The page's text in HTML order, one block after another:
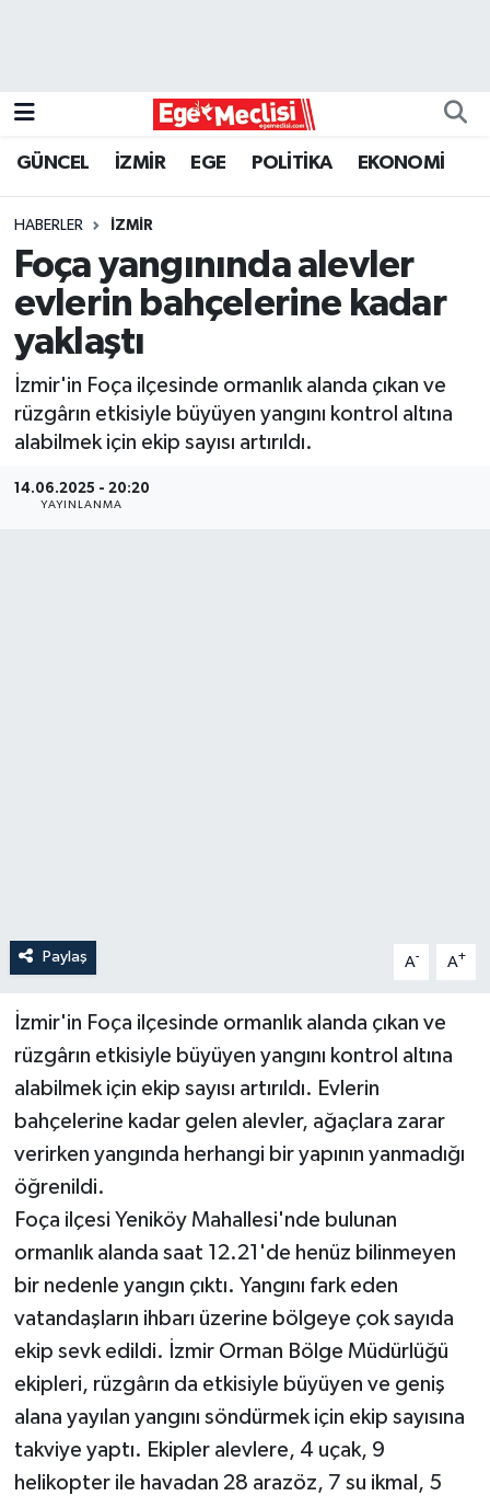
GÜNCEL İZMİR EGE POLİTİKA EKONOMİ
HABERLER İZMİR
Foça yangınında alevler
evlerin bahçelerine kadar
yaklaştı
İzmir'in Foça ilçesinde ormanlık alanda çıkan ve
rüzgârın etkisiyle büyüyen yangını kontrol altına
alabilmek için ekip sayısı artırıldı.
14.06.2025 - 20:20
YAYINLANMA
Paylaş A- A+
İzmir'in Foça ilçesinde ormanlık alanda çıkan ve
rüzgârın etkisiyle büyüyen yangını kontrol altına
alabilmek için ekip sayısı artırıldı. Evlerin
bahçelerine kadar gelen alevler, ağaçlara zarar
verirken yangında herhangi bir yapının yanmadığı
öğrenildi.
Foça ilçesi Yeniköy Mahallesi'nde bulunan
ormanlık alanda saat 12.21'de henüz bilinmeyen
bir nedenle yangın çıktı. Yangını fark eden
vatandaşların ihbarı üzerine bölgeye çok sayıda
ekip sevk edildi. İzmir Orman Bölge Müdürlüğü
ekipleri, rüzgârın da etkisiyle büyüyen ve geniş
alana yayılan yangını söndürmek için ekip sayısına
takviye yaptı. Ekipler alevlere, 4 uçak, 9
helikopter ile havadan 28 arazöz, 7 su ikmal, 5
GÜNCEL
ÖZEL HABER
POLİTİKA
Programlar